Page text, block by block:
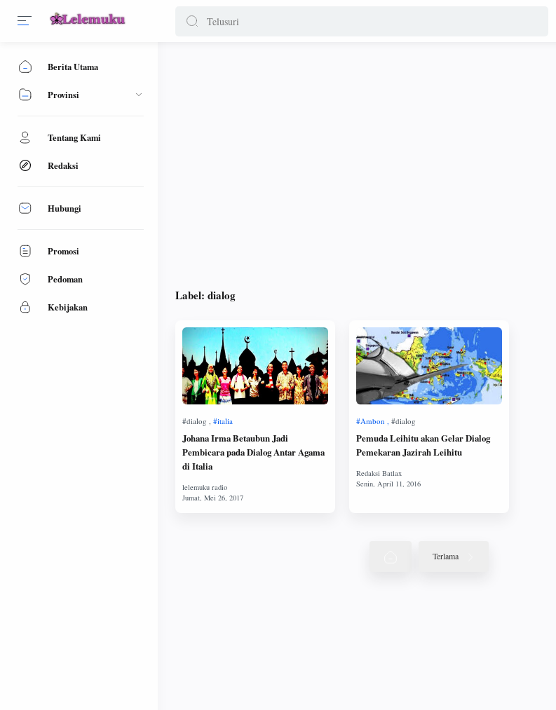
Label: dialog
Johana Irma Betaubun Jadi
Pembicara pada Dialog Antar Agama
di Italia
Pemuda Leihitu akan Gelar Dialog
Pemekaran Jazirah Leihitu
Terlama
Berita Utama
Provinsi
Tentang Kami
Redaksi
Hubungi
Promosi
Pedoman
Kebijakan